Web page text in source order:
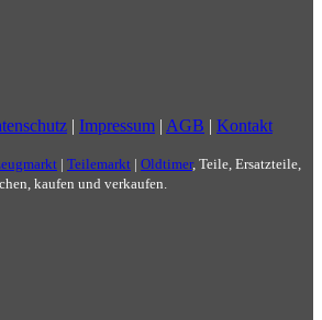
| Impressum | AGB | Kontakt
| Teilemarkt | Oldtimer, Teile, Ersatzteile,
kaufen und verkaufen.